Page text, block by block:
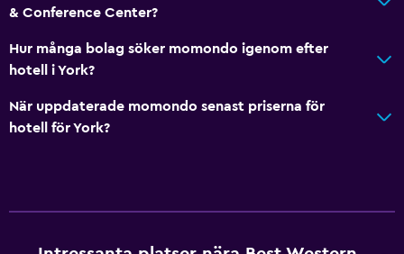
& Conference Center?
Hur många bolag söker momondo igenom efter
hotell i York?
När uppdaterade momondo senast priserna för
hotell för York?